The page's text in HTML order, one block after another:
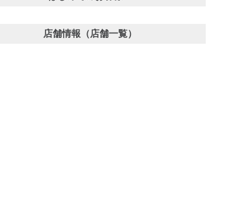
店舗情報（店舗一覧）